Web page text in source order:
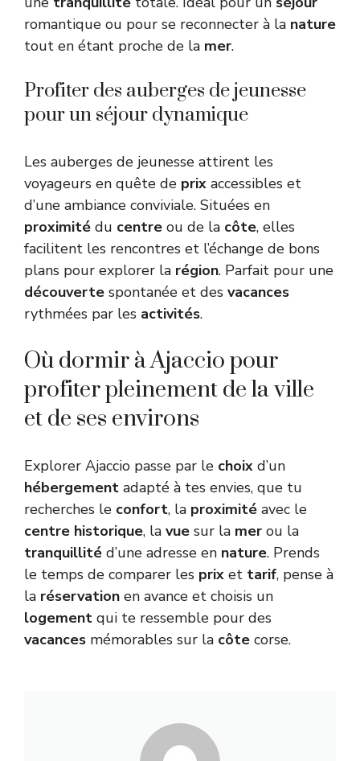
romantique ou pour se reconnecter à la nature
tout en étant proche de la mer.
Profiter des auberges de jeunesse
pour un séjour dynamique
Les auberges de jeunesse attirent les
voyageurs en quête de prix accessibles et
d’une ambiance conviviale. Situées en
proximité du centre ou de la côte, elles
facilitent les rencontres et l’échange de bons
plans pour explorer la région. Parfait pour une
découverte spontanée et des vacances
rythmées par les activités.
Où dormir à Ajaccio pour
profiter pleinement de la ville
et de ses environs
Explorer Ajaccio passe par le choix d’un
hébergement adapté à tes envies, que tu
recherches le confort, la proximité avec le
centre historique, la vue sur la mer ou la
tranquillité d’une adresse en nature. Prends
le temps de comparer les prix et tarif, pense à
la réservation en avance et choisis un
logement qui te ressemble pour des
vacances mémorables sur la côte corse.